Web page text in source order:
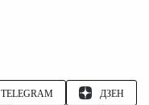
TELEGRAM ДЗЕН